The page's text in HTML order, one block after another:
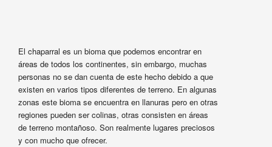
El chaparral es un bioma que podemos encontrar en
áreas de todos los continentes, sin embargo, muchas
personas no se dan cuenta de este hecho debido a que
existen en varios tipos diferentes de terreno. En algunas
zonas este bioma se encuentra en llanuras pero en otras
regiones pueden ser colinas, otras consisten en áreas
de terreno montañoso. Son realmente lugares preciosos
y con mucho que ofrecer.